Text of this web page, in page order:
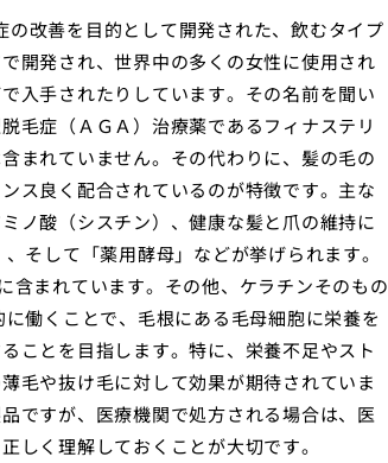
改善を目的として開発された、飲むタイプ
開発され、世界中の多くの女性に使用され
入手されたりしています。その名前を聞い
毛症（ＡＧＡ）治療薬であるフィナステリ
まれていません。その代わりに、髪の毛の
ス良く配合されているのが特徴です。主な
ノ酸（シスチン）、健康な髪と爪の維持に
そして「薬用酵母」などが挙げられます。
含まれています。その他、ケラチンそのもの
働くことで、毛根にある毛母細胞に栄養を
ことを目指します。特に、栄養不足やスト
毛や抜け毛に対して効果が期待されていま
ですが、医療機関で処方される場合は、医
しく理解しておくことが大切です。